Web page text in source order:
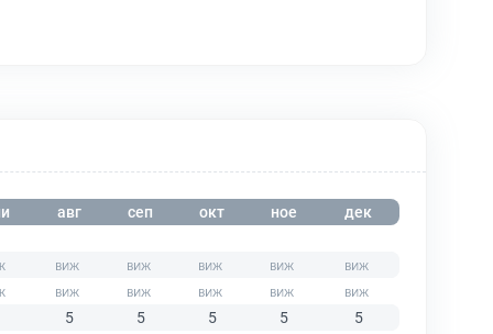
авг сеп окт ное дек
5 5 5 5
5